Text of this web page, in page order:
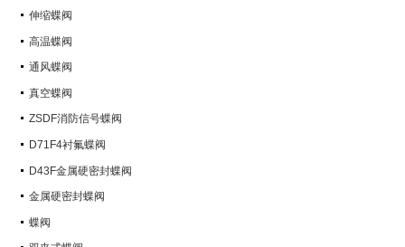
伸缩蝶阀
高温蝶阀
通风蝶阀
真空蝶阀
ZSDF消防信号蝶阀
D71F4衬氟蝶阀
D43F金属硬密封蝶阀
金属硬密封蝶阀
蝶阀